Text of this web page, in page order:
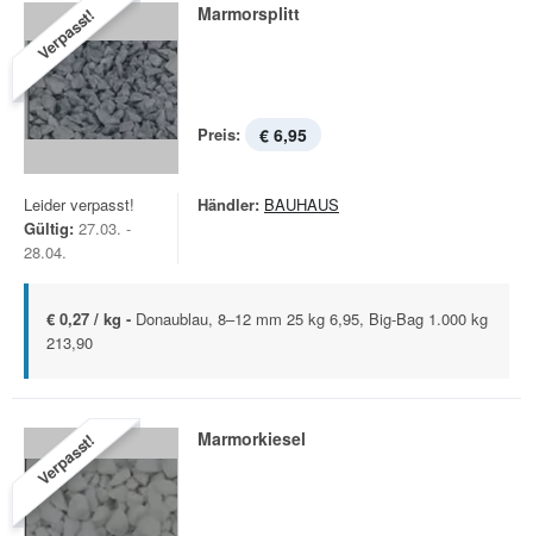
Verpasst! Marmorsplitt
Preis: € 6,95
Leider verpasst!
Gültig: 27.03. -
28.04.
Händler: BAUHAUS
€ 0,27 / kg - Donaublau, 8–12 mm 25 kg 6,95, Big-Bag 1.000 kg
213,90
Verpasst! Marmorkiesel